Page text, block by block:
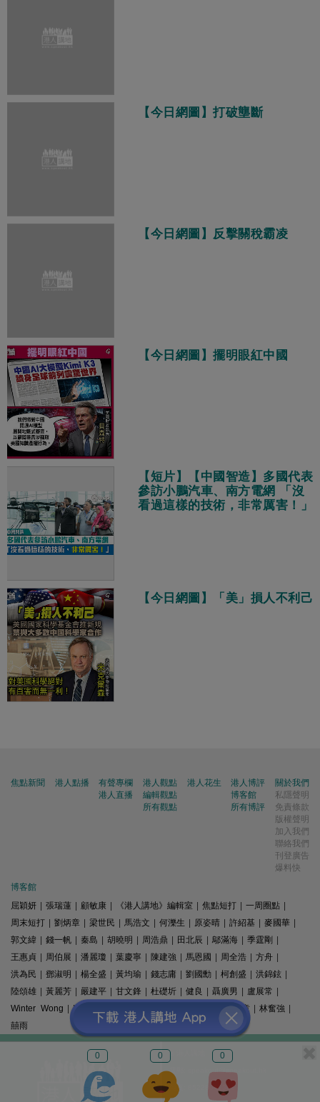
0 0 0
【今日網圖】打破壟斷
【今日網圖】反擊關稅霸凌
【今日網圖】擺明眼紅中國
【短片】【中國智造】多國代表
參訪小鵬汽車、南方電網 「沒
看過這樣的技術，非常厲害！」
【今日網圖】「美」損人不利己
焦點新聞 港人點播
有聲專欄
港人直播
港人觀點
編輯觀點
所有觀點
港人花生
港人博評
博客館
所有博評
關於我們
私隱聲明
免責條款
版權聲明
加入我們
聯絡我們
刊登廣告
爆料快
博客館
屈穎妍
張瑞蓮 顧敏康 《港人講地》編輯室 焦點短打 一周圈點
周末短打
劉炳章 梁世民 馬浩文 何濼生 原姿晴 許紹基 麥國華
郭文緯
錢一帆 秦島 胡曉明 周浩鼎 田北辰 鄔滿海 季霆剛
王惠貞
周伯展 潘麗瓊 葉慶寧 陳建強 馬恩國 周全浩 方舟
洪為民
鄧淑明 楊全盛 黃均瑜 錢志庸 劉國勳 柯創盛 洪錦鉉
陸頌雄
黃麗芳 嚴建平 甘文鋒 杜礎圻 健良 聶廣男 盧展常
Winter Wong
K2 梁文新 羅崑 姚銘 精選文章 林奮強
囍雨
© 港人講地
電郵: speakout@speakout.hk
傳真: 85228041301